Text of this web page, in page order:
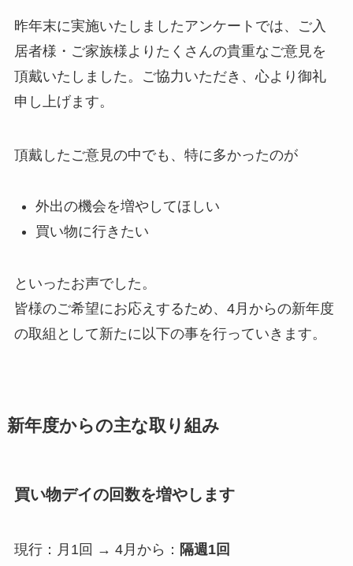
昨年末に実施いたしましたアンケートでは、ご入
居者様・ご家族様よりたくさんの貴重なご意見を
頂戴いたしました。ご協力いただき、心より御礼
申し上げます。
頂戴したご意見の中でも、特に多かったのが
外出の機会を増やしてほしい
買い物に行きたい
といったお声でした。
皆様のご希望にお応えするため、4月からの新年度
の取組として新たに以下の事を行っていきます。
新年度からの主な取り組み
買い物デイの回数を増やします
現行：月1回 → 4月から： 隔週1回